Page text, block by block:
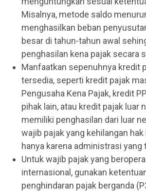
Misalnya, metode saldo
menghasilkan beban
besar di tahun-tahun awal
penghasilan kena pajak secara
Manfaatkan sepenuhnya kredit
tersedia, seperti kredit pajak
Pengusaha Kena Pajak, kredit
pihak lain, atau kredit pajak luar
memiliki penghasilan dari luar
wajib pajak yang kehilangan
hanya karena administrasi yang
Untuk wajib pajak yang
internasional, gunakan
penghindaran pajak berganda